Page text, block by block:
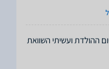
ההולדת ועשיתי השוואת